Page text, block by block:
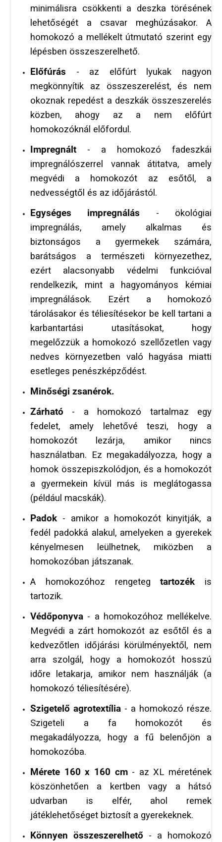
minimálisra csökkenti a deszka törésének
lehetőségét a csavar meghúzásakor. A
homokozó a mellékelt útmutató szerint egy
lépésben összeszerelhető.
Előfúrás - az előfúrt lyukak nagyon
megkönnyítik az összeszerelést, és nem
okoznak repedést a deszkák összeszerelés
közben, ahogy az a nem előfúrt
homokozóknál előfordul.
Impregnált - a homokozó fadeszkái
impregnálószerrel vannak átitatva, amely
megvédi a homokozót az esőtől, a
nedvességtől és az időjárástól.
Egységes impregnálás - ökológiai
impregnálás, amely alkalmas és
biztonságos a gyermekek számára,
barátságos a természeti környezethez,
ezért alacsonyabb védelmi funkcióval
rendelkezik, mint a hagyományos kémiai
impregnálások. Ezért a homokozó
tárolásakor és téliesítésekor be kell tartani a
karbantartási utasításokat, hogy
megelőzzük a homokozó szellőzetlen vagy
nedves környezetben való hagyása miatti
esetleges penészképződést.
Minőségi zsanérok.
Zárható - a homokozó tartalmaz egy
fedelet, amely lehetővé teszi, hogy a
homokozót lezárja, amikor nincs
használatban. Ez megakadályozza, hogy a
homok összepiszkolódjon, és a homokozót
a gyermekein kívül más is meglátogassa
(például macskák).
Padok - amikor a homokozót kinyitják, a
fedél padokká alakul, amelyeken a gyerekek
kényelmesen leülhetnek, miközben a
homokozóban játszanak.
A homokozóhoz rengetegtartozék is
tartozik.
Védőponyva - a homokozóhoz mellékelve.
Megvédi a zárt homokozót az esőtől és a
kedvezőtlen időjárási körülményektől, nem
arra szolgál, hogy a homokozót hosszú
időre letakarja, amikor nem használják (a
homokozó téliesítésére).
Szigetelő agrotextília - a homokozó része.
Szigeteli a fa homokozót és
megakadályozza, hogy a fű belenőjön a
homokozóba.
Mérete 160 x 160 cm- az XL méretének
köszönhetően a kertben vagy a hátsó
udvarban is elfér, ahol remek
játéklehetőséget biztosít a gyerekeknek.
Könnyen összeszerelhető - a homokozó